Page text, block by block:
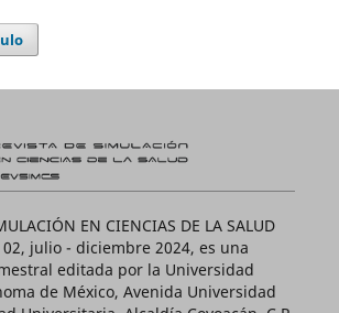
EN CIENCIAS DE LA SALUD
02, julio - diciembre 2024, es una
editada por la Universidad
de México, Avenida Universidad